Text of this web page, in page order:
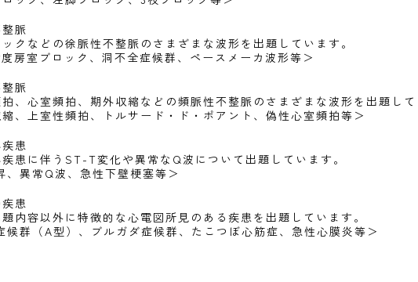
脈
クなどの徐脈性不整脈のさまざまな波形を出題しています。
度房室ブロック、洞不全症候群、ペースメーカ波形等＞
脈
、心室頻拍、期外収縮などの頻脈性不整脈のさまざまな波形を出題し
、上室性頻拍、トルサード・ド・ポアント、偽性心室頻拍等＞
患
患に伴うST-T変化や異常なQ波について出題しています。
、異常Q波、急性下壁梗塞等＞
患
内容以外に特徴的な心電図所見のある疾患を出題しています。
候群（A型）、ブルガダ症候群、たこつぼ心筋症、急性心膜炎等＞